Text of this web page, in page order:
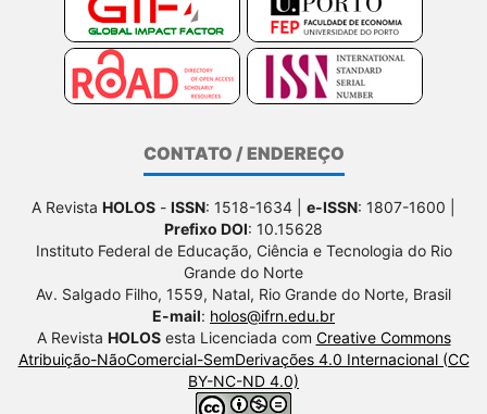
CONTATO / ENDEREÇO
A Revista HOLOS - ISSN: 1518-1634 | e-ISSN: 1807-1600 |
Prefixo DOI: 10.15628
Instituto Federal de Educação, Ciência e Tecnologia do Rio
Grande do Norte
Av. Salgado Filho, 1559, Natal, Rio Grande do Norte, Brasil
E-mail: holos@ifrn.edu.br
A Revista HOLOSesta Licenciada com Creative Commons
Atribuição-NãoComercial-SemDerivações 4.0 Internacional (CC
BY-NC-ND 4.0)